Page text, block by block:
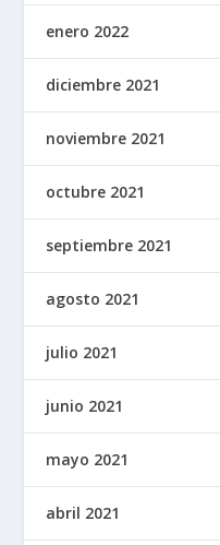
enero 2022
diciembre 2021
noviembre 2021
octubre 2021
septiembre 2021
agosto 2021
julio 2021
junio 2021
mayo 2021
abril 2021